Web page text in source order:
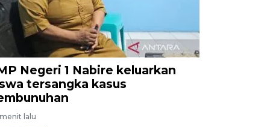
Negeri 1 Nabire keluarkan
tersangka kasus
lalu